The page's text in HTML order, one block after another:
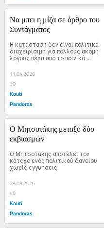
Να μπει η μίζα σε άρθρο του
Συντάγματος
Η κατάσταση δεν είναι πολιτικά
διαχειρίσιμη για πολλούς ακόμη
λόγους πέρα από το ποινικό
σκέλος
11.04.2026
30
Kouti
Pandoras
Ο Μητσοτάκης μεταξύ δύο
εκβιασμών
Ο Μητσοτάκης αποτελεί τον
κάτοχο ενός πολιτικού δανείου
χωρίς εγγυήσεις.
29.03.2026
40
Kouti
Pandoras